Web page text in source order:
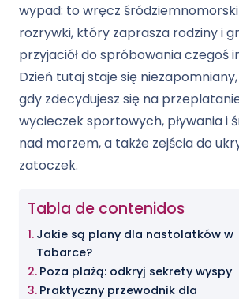
wypad: to wręcz
rozrywki, który zaprasza rodziny i
przyjaciół do spróbowania czegoś
Dzień tutaj staje się niezapomniany,
gdy zdecydujesz się na
wycieczek sportowych, pływania i
nad morzem, a także zejścia do
zatoczek.
Tabla de contenidos
Jakie są plany dla nastolatków w
Tabarce?
Poza plażą: odkryj sekrety wyspy
Praktyczny przewodnik dla